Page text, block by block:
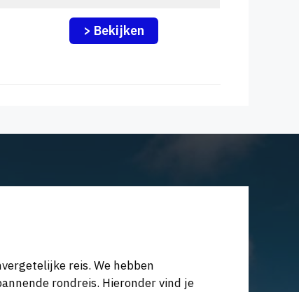
> Bekijken
reis. We hebben
rondreis. Hieronder vind je